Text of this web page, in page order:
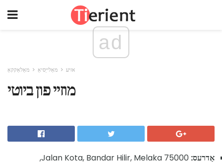
ad
אזיע מאַלייַסיאַ מאַלאַקקאַ
מוזיי פון ביוטי
אַדרעס:
Jalan Kota, Bandar Hilir, Melaka 75000,